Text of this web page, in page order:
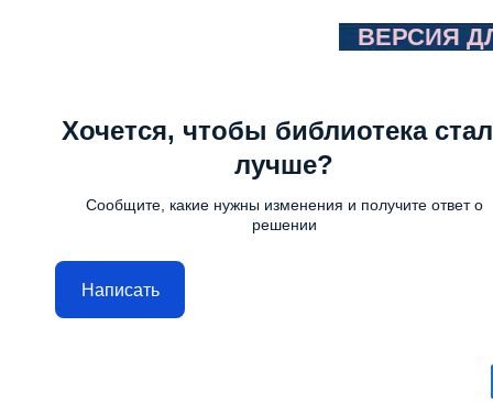
ВЕРСИЯ
Хочется, чтобы библиотека
лучше?
Сообщите, какие нужны изменения и получите ответ о
решении
Написать